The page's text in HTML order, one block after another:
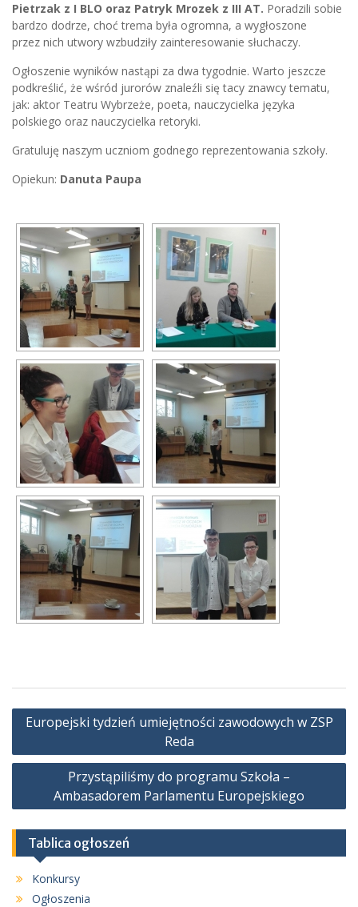
Pietrzak z I BLO oraz Patryk Mrozek z III AT. Poradzili sobie
bardzo dodrze, choć trema była ogromna, a wygłoszone
przez nich utwory wzbudziły zainteresowanie słuchaczy.
Ogłoszenie wyników nastąpi za dwa tygodnie. Warto jeszcze
podkreślić, że wśród jurorów znaleźli się tacy znawcy tematu,
jak: aktor Teatru Wybrzeże, poeta, nauczycielka języka
polskiego oraz nauczycielka retoryki.
Gratuluję naszym uczniom godnego reprezentowania szkoły.
Opiekun: Danuta Paupa
Nawigacja
Europejski tydzień umiejętności zawodowych w ZSP
Reda
Przystąpiliśmy do programu Szkoła –
Ambasadorem Parlamentu Europejskiego
Tablica ogłoszeń
Konkursy
Ogłoszenia